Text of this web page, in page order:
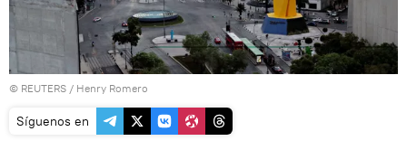
© REUTERS / Henry Romero
Síguenos en